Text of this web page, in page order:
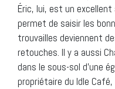
Éric, lui, est un
permet de saisir les
trouvailles deviennent
retouches. Il y a aussi
dans le sous-sol d’une
propriétaire du Idle